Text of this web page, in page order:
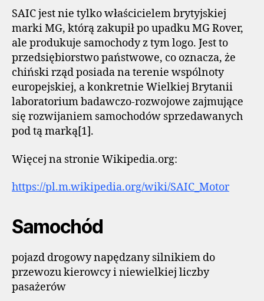
SAIC jest nie tylko właścicielem brytyjskiej
marki MG, którą zakupił po upadku MG Rover,
ale produkuje samochody z tym logo. Jest to
przedsiębiorstwo państwowe, co oznacza, że
chiński rząd posiada na terenie wspólnoty
europejskiej, a konkretnie Wielkiej Brytanii
laboratorium badawczo-rozwojowe zajmujące
się rozwijaniem samochodów sprzedawanych
pod tą marką[1].
Więcej na stronie Wikipedia.org:
https://pl.m.wikipedia.org/wiki/SAIC_Motor
Samochód
pojazd drogowy napędzany silnikiem do
przewozu kierowcy i niewielkiej liczby
pasażerów